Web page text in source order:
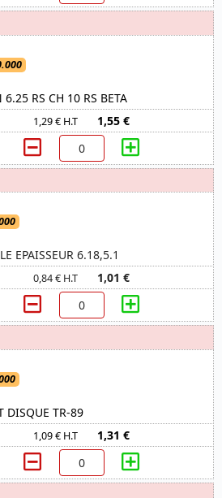
6.25 RS CH 10 RS BETA
1,29 € H.T 1,55 €
EPAISSEUR 6.18,5.1
0,84 € H.T 1,01 €
DISQUE TR-89
1,09 € H.T 1,31 €